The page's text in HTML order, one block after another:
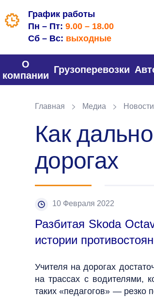
График работы
Пн – Пт: 9.00 – 18.00
Сб – Вс: выходные
О
компании
Грузоперевозки
Главная Медиа Новости
Как
дорогах
10 Февраля 2022
Разбитая Skoda
истории
Учителя на дорогах
на трассах с водителями,
таких «педагогов» — резко